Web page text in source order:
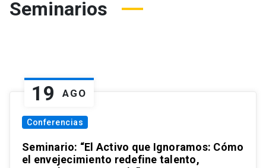
Seminarios
19 AGO
Conferencias
Seminario: “El Activo que Ignoramos: Cómo
el envejecimiento redefine talento,